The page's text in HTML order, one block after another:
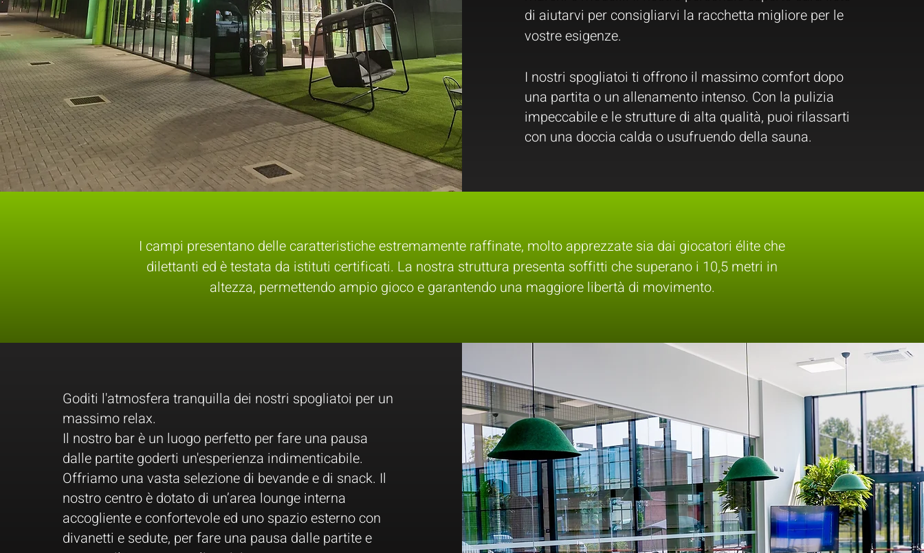
di aiutarvi per consigliarvi la racchetta migliore per le
vostre esigenze.
I nostri spogliatoi ti offrono il massimo comfort dopo
una partita o un allenamento intenso. Con la pulizia
impeccabile e le strutture di alta qualità, puoi rilassarti
con una doccia calda o usufruendo della sauna.
I campi presentano delle caratteristiche estremamente raffinate, molto apprezzate sia dai giocatori élite che
dilettanti ed è testata da istituti certificati. La nostra struttura presenta soffitti che superano i 10,5 metri in
altezza, permettendo ampio gioco e garantendo una maggiore libertà di movimento.
Goditi l'atmosfera tranquilla dei nostri spogliatoi per un
massimo relax.
Il nostro bar è un luogo perfetto per fare una pausa
dalle partite goderti un'esperienza indimenticabile.
Offriamo una vasta selezione di bevande e di snack. Il
nostro centro è dotato di un’area lounge interna
accogliente e confortevole ed uno spazio esterno con
divanetti e sedute, per fare una pausa dalle partite e